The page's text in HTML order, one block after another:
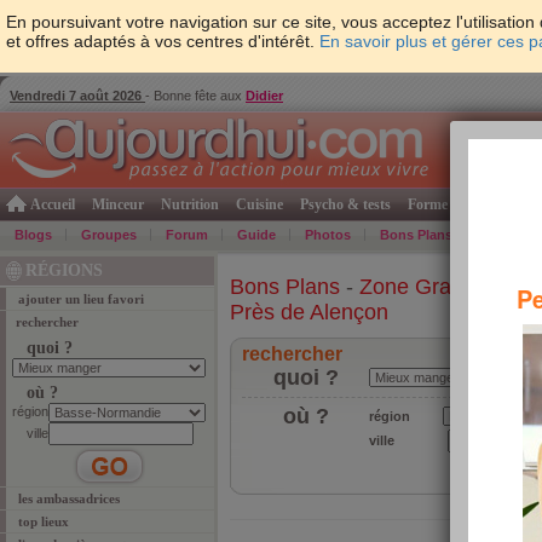
En poursuivant votre navigation sur ce site, vous acceptez
et offres adaptés à vos centres d'intérêt. En savoir plus et gérer ces
Vendredi 7 août 2026 - Bonne fête aux Didier
Accueil Minceur Nutrition Cuisine Psycho & tests Forme & santé
Blogs Groupes Forum Guide Photos Bons Plans
RÉGIONS
ajouter un lieu favori
rechercher
quoi ?
où ?
région
ville
les ambassadrices
top lieux
Bons Plans - Zone Grand-Ouest
Près de Alençon
rechercher
quoi ?
où ?
région
ville